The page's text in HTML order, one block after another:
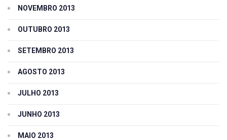
NOVEMBRO 2013
OUTUBRO 2013
SETEMBRO 2013
AGOSTO 2013
JULHO 2013
JUNHO 2013
MAIO 2013